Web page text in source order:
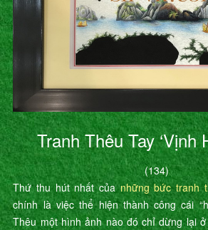
Tranh Thêu Tay ‘Vịnh
(134)
Thứ thu hút nhất củanhững bức tranh
chính là việc thể hiện thành công cái
Thêu một hình ảnh nào đó chỉ dừng lại ở